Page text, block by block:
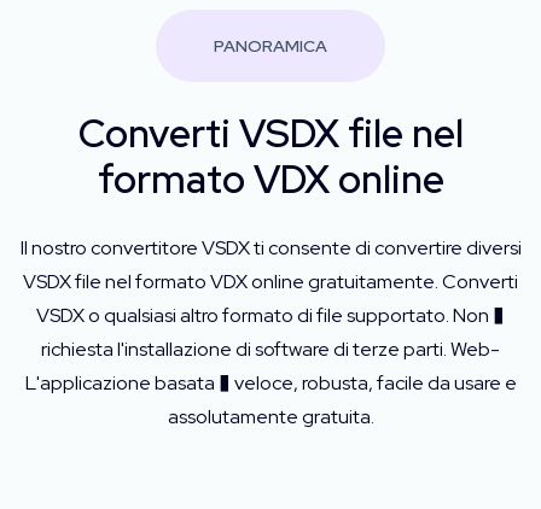
PANORAMICA
Converti VSDX file nel
formato VDX online
Il nostro convertitore VSDX ti consente di convertire diversi
VSDX file nel formato VDX online gratuitamente. Converti
VSDX o qualsiasi altro formato di file supportato. Non �
richiesta l'installazione di software di terze parti. Web-
L'applicazione basata � veloce, robusta, facile da usare e
assolutamente gratuita.